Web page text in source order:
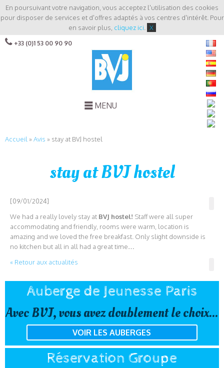
En poursuivant votre navigation, vous acceptez l'utilisation des cookies
pour disposer de services et d'offres adaptés à vos centres d'intérêt. Pour
en savoir plus, cliquez ici X
+33 (0)1 53 00 90 90
MENU
Accueil »Avis » stay at BVJ hostel
stay at BVJ hostel
[09/01/2024]
We had a really lovely stay at BVJ hostel! Staff were all super
accommodating and friendly, rooms were warm, location is
amazing and we loved the free breakfast. Only slight downside is
no kitchen but all in all had a great time…
« Retour aux actualités
Auberge de Jeunesse Paris
Avec BVJ, vous avez doublement le choix...
VOIR LES AUBERGES
Réservation Groupe